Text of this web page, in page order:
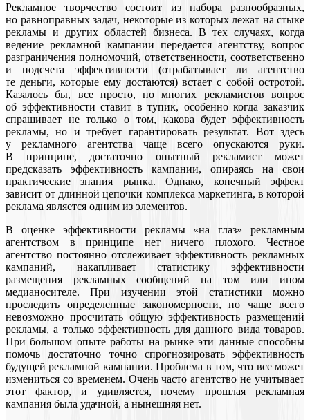
Рекламное творчество состоит из набора разнообразных,
но равноправных задач, некоторые из которых лежат на стыке
рекламы и других областей бизнеса. В тех случаях, когда
ведение рекламной кампании передается агентству, вопрос
разграничения полномочий, ответственности, соответственно
и подсчета эффективности (отрабатывает ли агентство
те деньги, которые ему достаются) встает с собой остротой.
Казалось бы, все просто, но многих рекламистов вопрос
об эффективности ставит в тупик, особенно когда заказчик
спрашивает не только о том, какова будет эффективность
рекламы, но и требует гарантировать результат. Вот здесь
у рекламного агентства чаще всего опускаются руки.
В принципе, достаточно опытный рекламист может
предсказать эффективность кампании, опираясь на свои
практические знания рынка. Однако, конечный эффект
зависит от длинной цепочки комплекса маркетинга, в которой
реклама является одним из элементов.
В оценке эффективности рекламы «на глаз» рекламным
агентством в принципе нет ничего плохого. Честное
агентство постоянно отслеживает эффективность рекламных
кампаний, накапливает статистику эффективности
размещения рекламных сообщений на том или ином
медианосителе. При изучении этой статистики можно
проследить определенные закономерности, но чаще всего
невозможно просчитать общую эффективность размещений
рекламы, а только эффективность для данного вида товаров.
При большом опыте работы на рынке эти данные способны
помочь достаточно точно спрогнозировать эффективность
будущей рекламной кампании. Проблема в том, что все может
измениться со временем. Очень часто агентство не учитывает
этот фактор, и удивляется, почему прошлая рекламная
кампания была удачной, а нынешняя нет.